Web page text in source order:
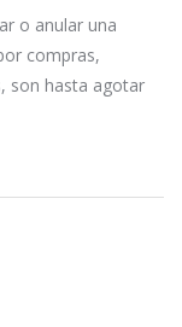
o anular una
compras,
son hasta agotar